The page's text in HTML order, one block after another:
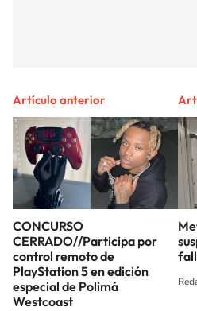
Artículo anterior
CONCURSO
CERRADO//Participa por
control remoto de
PlayStation 5 en edición
especial de Polimá
Westcoast